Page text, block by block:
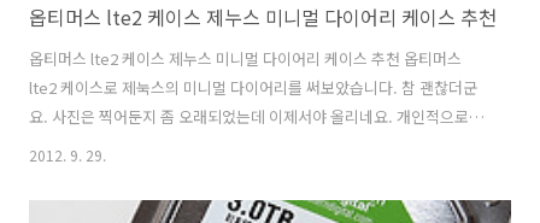
옵티머스 lte2 케이스 제누스 미니멀 다이어리 케이스 추천
옵티머스 lte2 케이스 제누스 미니멀 다이어리 케이스 추천 옵티머스
lte2 케이스로 제눅스의 미니멀 다이어리를 써보았습니다. 참 괜찮더군
요. 사진은 찍어둔지 좀 오래되었는데 이제서야 올리네요. 개인적으로 옵
겠습니다. 케이스 사용기는 장점 단점 자세히 보시는게 좋습니다. 단점이
2012. 9. 29.